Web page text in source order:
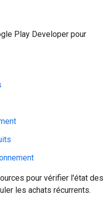
Play Developer pour
pour vérifier l'état des
les achats récurrents.